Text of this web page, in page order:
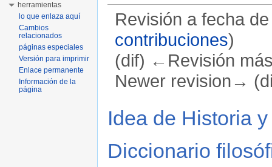
Revisión a fecha
contribuciones)
(dif) ←Revisión
Newer revision→
Idea de Historia
Diccionario
herramientas
lo que enlaza aquí
Cambios
relacionados
páginas especiales
Versión para imprimir
Enlace permanente
Información de la
página